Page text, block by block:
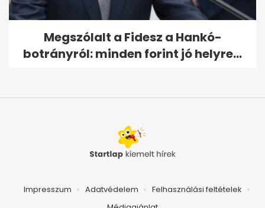
Megszólalt a Fidesz a Hankó-
botrányról: minden forint jó helyre...
Impresszum Adatvédelem
Felhasználási feltételek